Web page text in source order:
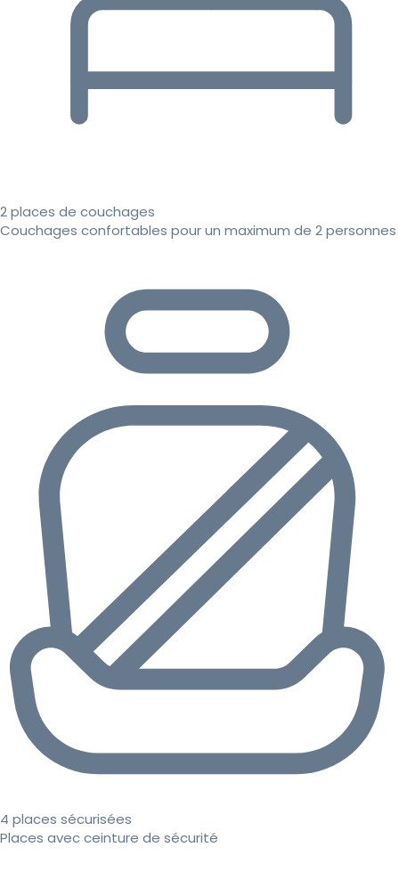
2 places de couchages
Couchages confortables pour un maximum de 2 personnes
4 places sécurisées
Places avec ceinture de sécurité